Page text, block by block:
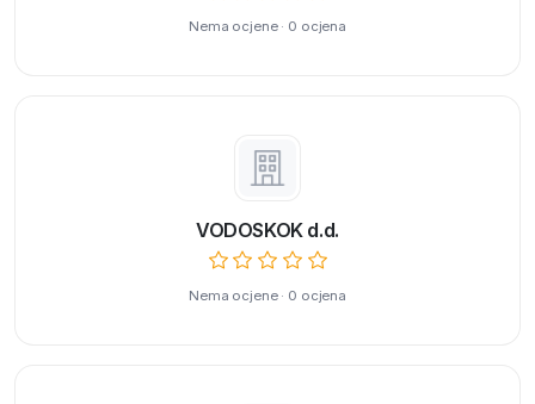
Nema ocjene · 0 ocjena
VODOSKOK d.d.
Nema ocjene · 0 ocjena